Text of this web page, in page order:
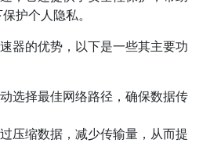
护个人隐私。
器的优势，以下是一些其主要功
选择最佳网络路径，确保数据传
压缩数据，减少传输量，从而提